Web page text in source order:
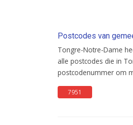
Postcodes van
Tongre-Notre-Dame
alle postcodes die in
postcodenummer om
7951